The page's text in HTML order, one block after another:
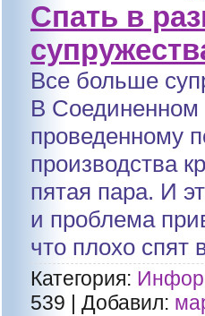
Спать в
Все больше
В Соединенном
проведенному
производства
пятая пара. И
и проблема
что плохо спят
Категория:
539
Добавил: